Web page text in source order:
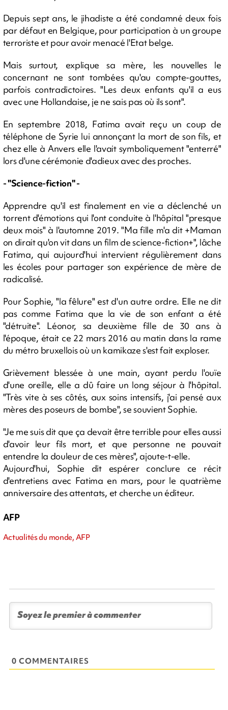
Depuis sept ans, le jihadiste a été condamné deux fois
par défaut en Belgique, pour participation à un groupe
terroriste et pour avoir menacé l'Etat belge.
Mais surtout, explique sa mère, les nouvelles le
concernant ne sont tombées qu'au compte-gouttes,
parfois contradictoires. "Les deux enfants qu'il a eus
avec une Hollandaise, je ne sais pas où ils sont".
En septembre 2018, Fatima avait reçu un coup de
téléphone de Syrie lui annonçant la mort de son fils, et
chez elle à Anvers elle l'avait symboliquement "enterré"
lors d'une cérémonie d'adieux avec des proches.
- "Science-fiction" -
Apprendre qu'il est finalement en vie a déclenché un
torrent d'émotions qui l'ont conduite à l'hôpital "presque
deux mois" à l'automne 2019. "Ma fille m'a dit +Maman
on dirait qu'on vit dans un film de science-fiction+", lâche
Fatima, qui aujourd'hui intervient régulièrement dans
les écoles pour partager son expérience de mère de
radicalisé.
Pour Sophie, "la fêlure" est d'un autre ordre. Elle ne dit
pas comme Fatima que la vie de son enfant a été
"détruite". Léonor, sa deuxième fille de 30 ans à
l'époque, était ce 22 mars 2016 au matin dans la rame
du métro bruxellois où un kamikaze s'est fait exploser.
Grièvement blessée à une main, ayant perdu l'ouïe
d'une oreille, elle a dû faire un long séjour à l'hôpital.
"Très vite à ses côtés, aux soins intensifs, j'ai pensé aux
mères des poseurs de bombe", se souvient Sophie.
"Je me suis dit que ça devait être terrible pour elles aussi
d'avoir leur fils mort, et que personne ne pouvait
entendre la douleur de ces mères", ajoute-t-elle.
Aujourd'hui, Sophie dit espérer conclure ce récit
d'entretiens avec Fatima en mars, pour le quatrième
anniversaire des attentats, et cherche un éditeur.
AFP
Actualités du monde, AFP
0 COMMENTAIRES